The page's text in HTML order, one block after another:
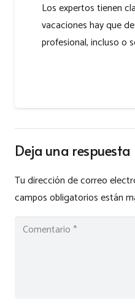
Los expertos tienen
vacaciones hay que
profesional, incluso o
Deja una respuesta
Tu dirección de correo
campos obligatorios están